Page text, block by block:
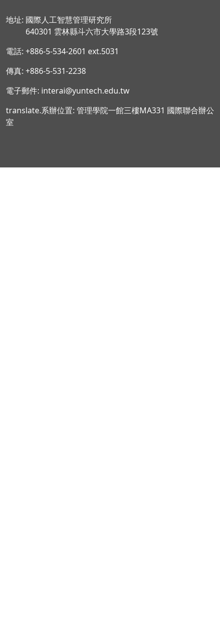
地址: 國際人工智慧管理研究所
640301 雲林縣斗六市大學路3段123號
電話: +886-5-534-2601 ext.5031
傳真: +886-5-531-2238
電子郵件: interai@yuntech.edu.tw
translate.系辦位置: 管理學院一館三樓MA331 國際聯合辦公
室